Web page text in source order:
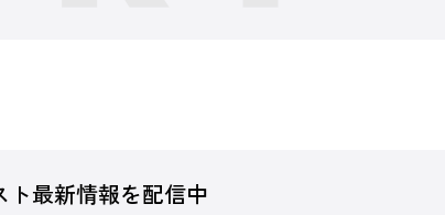
ト最新情報を配信中